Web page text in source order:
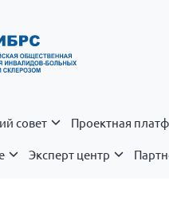
совет Проектная
Эксперт центр